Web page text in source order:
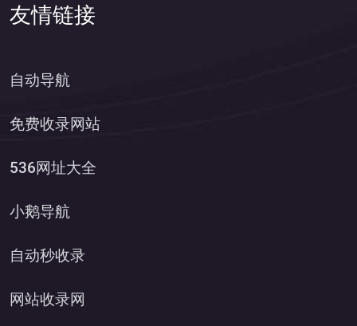
友情链接
自动导航
免费收录网站
536网址大全
小鹅导航
自动秒收录
网站收录网